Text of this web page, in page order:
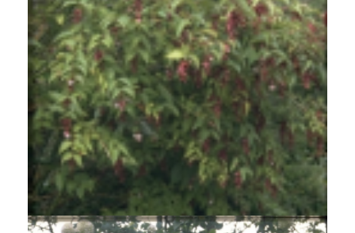
Fazantenbes
Leycesteria formosa